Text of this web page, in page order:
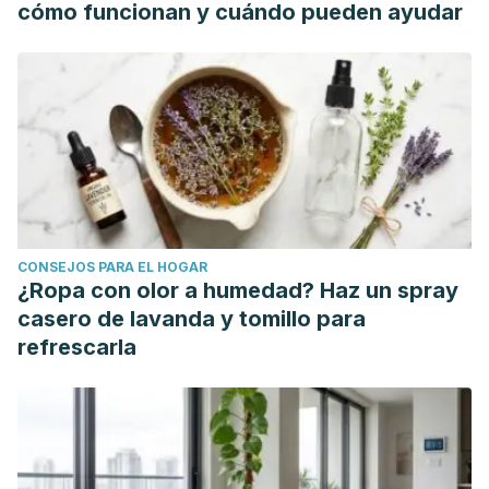
Journal of Clinical Investigation.
https://doi.org/10.1111/j.1365-
Tandogdu, Z., Bjerklund Johansen, T. E., Bartoletti, R., &
Wagenlehner, F. (2016). Management of the Urologic
Sepsis Syndrome. European Urology, Supplements.
https://doi.org/10.1016/j.eursup.2016.04.004
cómo funcionan y cuándo pueden ayudar
CONSEJOS PARA EL HOGAR
¿Ropa con olor a humedad? Haz un spray
casero de lavanda y tomillo para
refrescarla